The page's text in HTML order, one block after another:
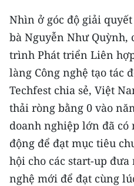
Nhìn ở góc độ giải
bà Nguyễn Như Quỳnh,
trình Phát triển Liên
làng Công nghệ tạo tác
Techfest chia sẻ, Việt
thải ròng bằng 0 vào
doanh nghiệp lớn đã
động để đạt mục tiêu
hội cho các start-up
nghệ mới để đạt cùng